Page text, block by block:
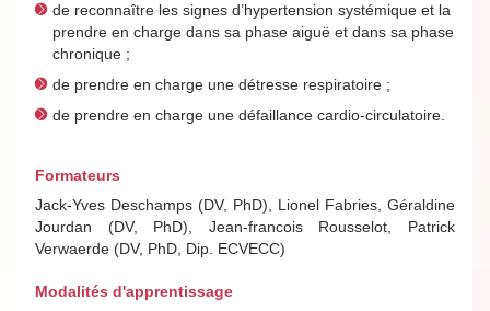
de reconnaître les signes d’hypertension systémique et la
prendre en charge dans sa phase aiguë et dans sa phase
chronique ;
de prendre en charge une détresse respiratoire ;
de prendre en charge une défaillance cardio-circulatoire.
Formateurs
Jack-Yves Deschamps (DV, PhD), Lionel Fabries, Géraldine
Jourdan (DV, PhD), Jean-francois Rousselot, Patrick
Verwaerde (DV, PhD, Dip. ECVECC)
Modalités d'apprentissage